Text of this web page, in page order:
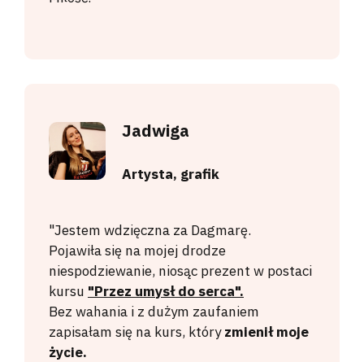
"Jestem wdzięczna za Dagmarę.
Pojawiła się na mojej drodze
niespodziewanie, niosąc prezent w postaci
kursu "Przez umysł do serca".
Bez wahania i z dużym zaufaniem
zapisałam się na kurs, któryzmienił moje
życie.
Jadwiga
Artysta, grafik